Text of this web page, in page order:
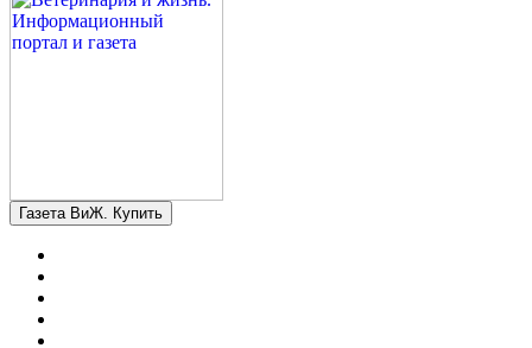
Газета ВиЖ. Купить